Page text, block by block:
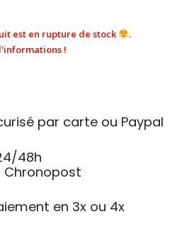
est en rupture de stock
.
!
par carte ou Paypal
48h
Chronopost
en 3x ou 4x